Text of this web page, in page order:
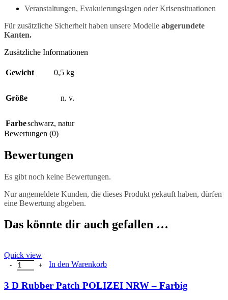
Veranstaltungen, Evakuierungslagen oder Krisensituationen
Für zusätzliche Sicherheit haben unsere Modelle abgerundete
Kanten.
Zusätzliche Informationen
Gewicht 0,5 kg
Größe n. v.
Farbeschwarz, natur
Bewertungen (0)
Bewertungen
Es gibt noch keine Bewertungen.
Nur angemeldete Kunden, die dieses Produkt gekauft haben, dürfen
eine Bewertung abgeben.
Das könnte dir auch gefallen …
Quick view
3 D Rubber Patch POLIZEI NRW Menge
In den Warenkorb
3 D Rubber Patch POLIZEI NRW – Farbig